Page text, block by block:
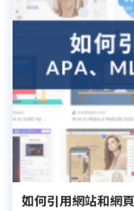
如何引用網站和網